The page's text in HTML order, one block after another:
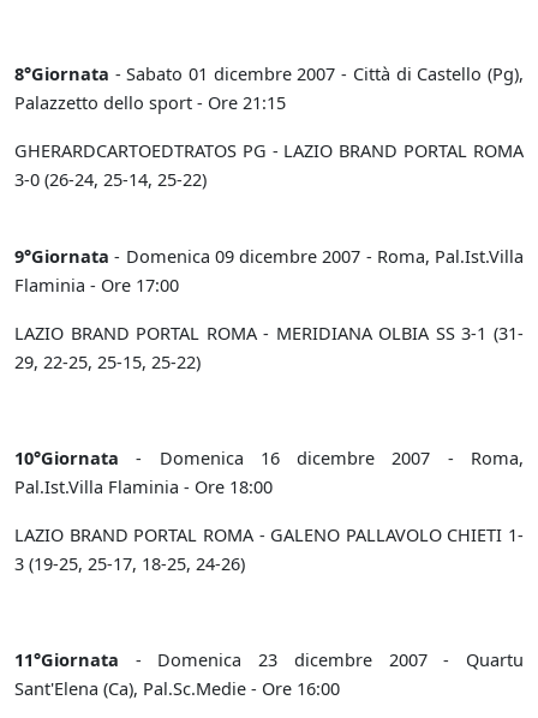
8°Giornata - Sabato 01 dicembre 2007 - Città di Castello (Pg),
Palazzetto dello sport - Ore 21:15
GHERARDCARTOEDTRATOS PG - LAZIO BRAND PORTAL ROMA
3-0 (26-24, 25-14, 25-22)
9°Giornata - Domenica 09 dicembre 2007 - Roma, Pal.Ist.Villa
Flaminia - Ore 17:00
LAZIO BRAND PORTAL ROMA - MERIDIANA OLBIA SS 3-1 (31-
29, 22-25, 25-15, 25-22)
10°Giornata - Domenica 16 dicembre 2007 - Roma,
Pal.Ist.Villa Flaminia - Ore 18:00
LAZIO BRAND PORTAL ROMA - GALENO PALLAVOLO CHIETI 1-
3 (19-25, 25-17, 18-25, 24-26)
11°Giornata - Domenica 23 dicembre 2007 - Quartu
Sant'Elena (Ca), Pal.Sc.Medie - Ore 16:00